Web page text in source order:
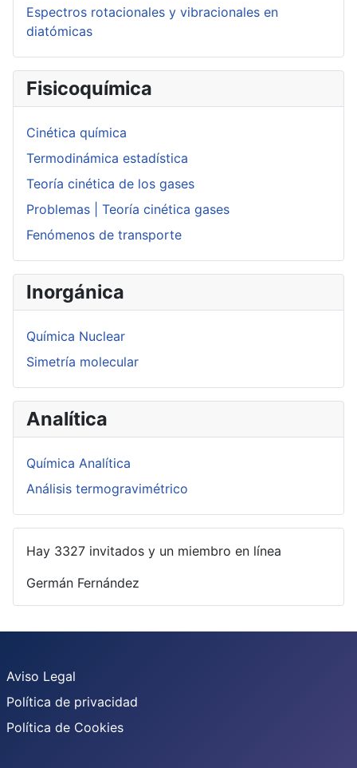
Espectros rotacionales y vibracionales en
diatómicas
Fisicoquímica
Cinética química
Termodinámica estadística
Teoría cinética de los gases
Problemas | Teoría cinética gases
Fenómenos de transporte
Inorgánica
Química Nuclear
Simetría molecular
Analítica
Química Analítica
Análisis termogravimétrico
Hay 3327 invitados y un miembro en línea
Germán Fernández
Aviso Legal
Política de privacidad
Política de Cookies